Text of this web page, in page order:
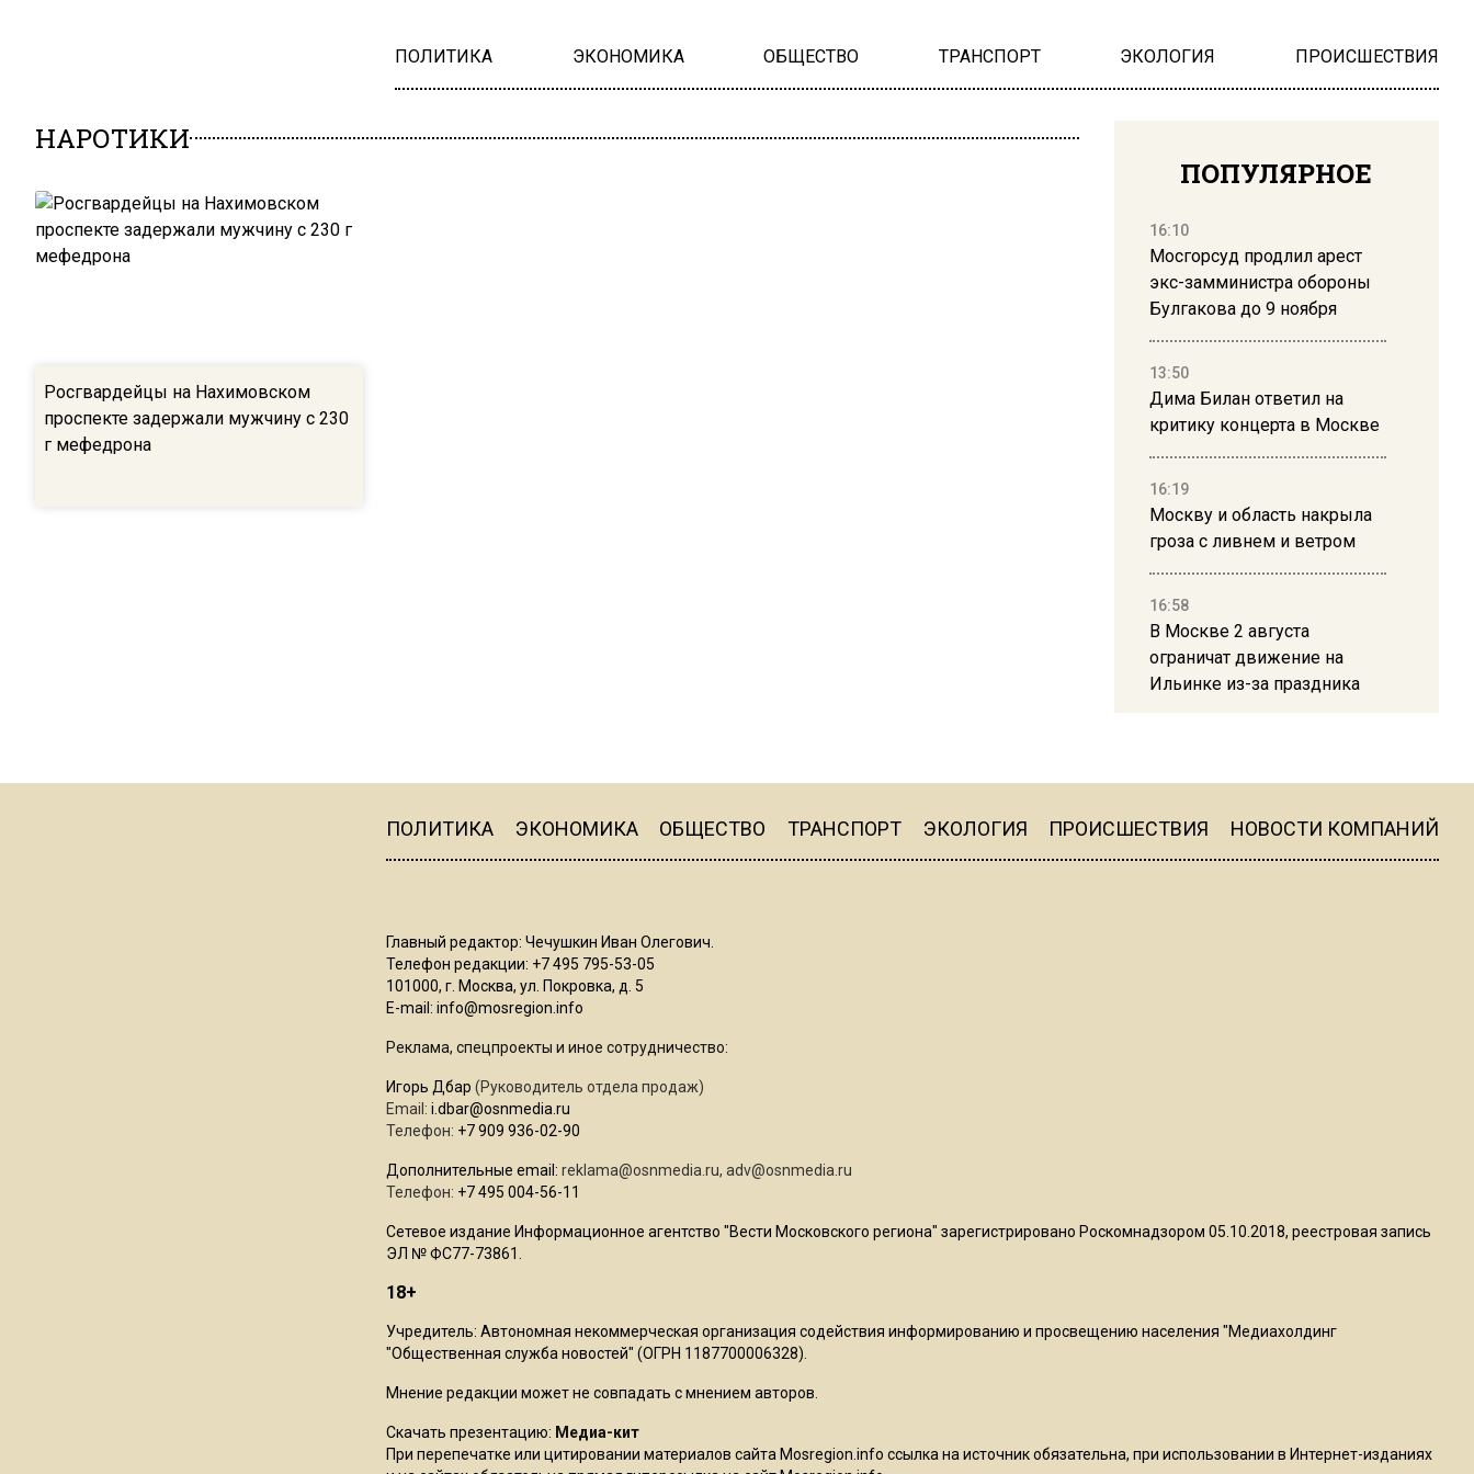
ПОЛИТИКА ЭКОНОМИКА ОБЩЕСТВО ТРАНСПОРТ ЭКОЛОГИЯ ПРОИСШЕСТВИЯ
НАРОТИКИ
Росгвардейцы на Нахимовском
проспекте задержали мужчину с 230
г мефедрона
ПОПУЛЯРНОЕ
16:10
Мосгорсуд продлил арест
экс-замминистра обороны
Булгакова до 9 ноября
13:50
Дима Билан ответил на
критику концерта в Москве
16:19
Москву и область накрыла
гроза с ливнем и ветром
16:58
В Москве 2 августа
ограничат движение на
Ильинке из-за праздника
Telegram после обвинений
Роман Терюшков назвал
ПОЛИТИКА ЭКОНОМИКА ОБЩЕСТВО ТРАНСПОРТ ЭКОЛОГИЯ ПРОИСШЕСТВИЯ НОВОСТИ КОМПАНИЙ
Главный редактор: Чечушкин Иван Олегович.
Телефон редакции: +7 495 795-53-05
101000, г. Москва, ул. Покровка, д. 5
E-mail: info@mosregion.info
Реклама, спецпроекты и иное сотрудничество:
Игорь Дбар (Руководитель отдела продаж)
Email: i.dbar@osnmedia.ru
Телефон: +7 909 936-02-90
Дополнительные email: reklama@osnmedia.ru, adv@osnmedia.ru
Телефон: +7 495 004-56-11
Сетевое издание Информационное агентство "Вести Московского региона" зарегистрировано Роскомнадзором 05.10.2018, реестровая запись
ЭЛ № ФС77-73861.
18+
Учредитель: Автономная некоммерческая организация содействия информированию и просвещению населения "Медиахолдинг
"Общественная служба новостей" (ОГРН 1187700006328).
Мнение редакции может не совпадать с мнением авторов.
Скачать презентацию: Медиа-кит
При перепечатке или цитировании материалов сайта Mosregion.info ссылка на источник обязательна, при использовании в Интернет-изданиях